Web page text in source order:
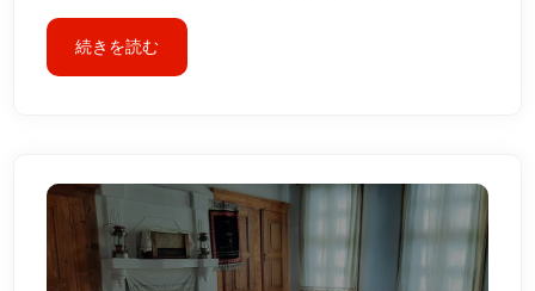
続きを読む